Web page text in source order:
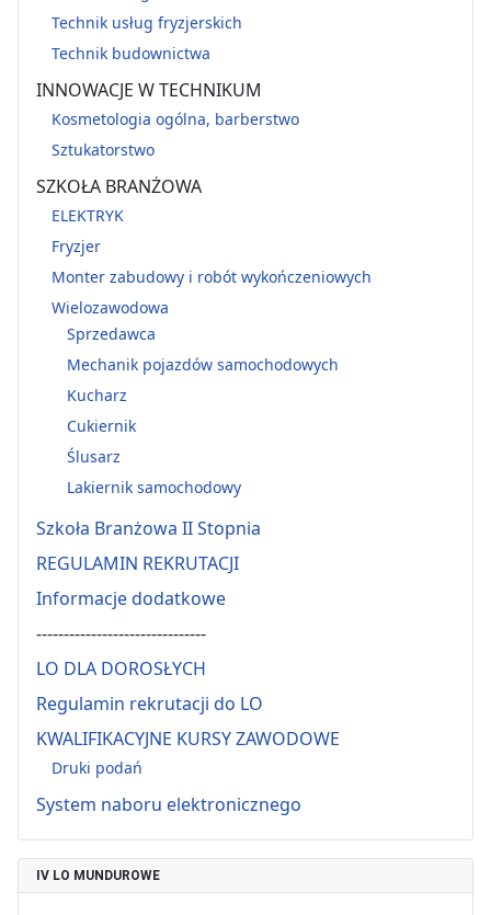
Technik usług fryzjerskich
Technik budownictwa
INNOWACJE W TECHNIKUM
Kosmetologia ogólna, barberstwo
Sztukatorstwo
SZKOŁA BRANŻOWA
ELEKTRYK
Fryzjer
Monter zabudowy i robót wykończeniowych
Wielozawodowa
Sprzedawca
Mechanik pojazdów samochodowych
Kucharz
Cukiernik
Ślusarz
Lakiernik samochodowy
Szkoła Branżowa II Stopnia
REGULAMIN REKRUTACJI
Informacje dodatkowe
-------------------------------
LO DLA DOROSŁYCH
Regulamin rekrutacji do LO
KWALIFIKACYJNE KURSY ZAWODOWE
Druki podań
System naboru elektronicznego
IV LO MUNDUROWE